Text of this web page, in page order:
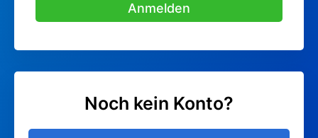
Anmelden
Noch kein Konto?